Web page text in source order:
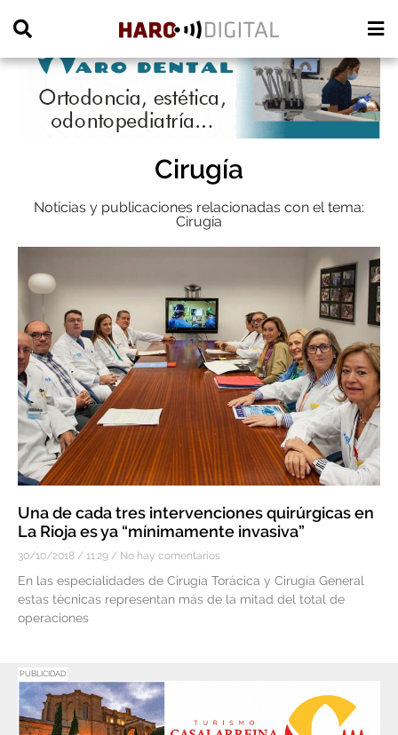
Cirugía
Noticias y publicaciones relacionadas con el tema:
Cirugía
Una de cada tres intervenciones quirúrgicas en
La Rioja es ya “mínimamente invasiva”
30/10/2018 11:29 No hay comentarios
En las especialidades de Cirugía Torácica y Cirugía General
estas técnicas representan más de la mitad del total de
operaciones
PUBLICIDAD